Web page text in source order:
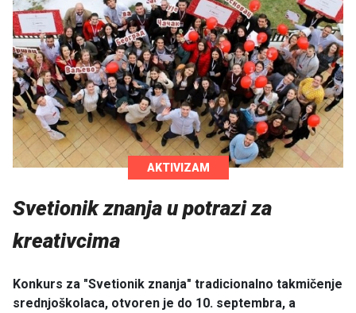
AKTIVIZAM
Svetionik znanja u potrazi za
kreativcima
Konkurs za "Svetionik znanja" tradicionalno takmičenje
srednjoškolaca, otvoren je do 10. septembra, a